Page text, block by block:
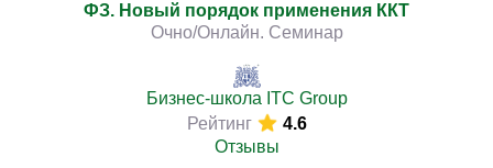
ФЗ. Новый порядок применения ККТ
Очно/Онлайн. Семинар
Бизнес-школа ITC Group
Рейтинг
4.6
Отзывы